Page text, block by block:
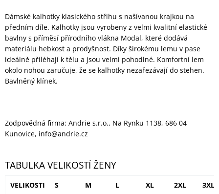
Dámské kalhotky klasického střihu s našívanou krajkou na
předním díle. Kalhotky jsou vyrobeny z velmi kvalitní elastické
bavlny s příměsí přírodního vlákna Modal, které dodává
materiálu hebkost a prodyšnost. Díky širokému lemu v pase
ideálně přiléhají k tělu a jsou velmi pohodlné. Komfortní lem
okolo nohou zaručuje, že se kalhotky nezařezávají do stehen.
Bavlněný klínek.
Zodpovědná firma: Andrie s.r.o., Na Rynku 1138, 686 04
Kunovice, info@andrie.cz
TABULKA VELIKOSTÍ ŽENY
VELIKOSTI S M L XL 2XL 3XL